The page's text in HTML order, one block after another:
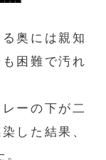
奥には親知
困難で汚れ
ーの下が二
した結果、